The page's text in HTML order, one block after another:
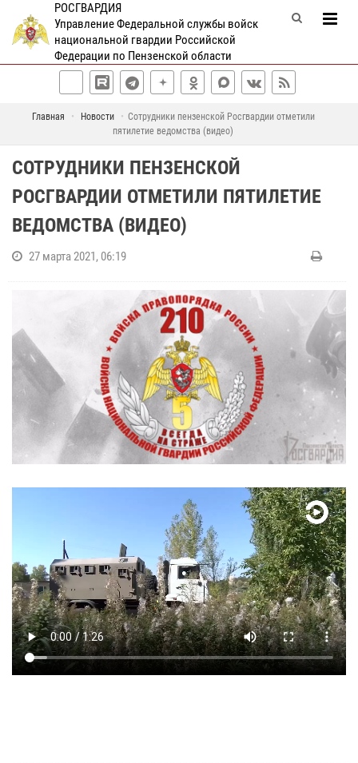
РОСГВАРДИЯ
Управление Федеральной службы войск
национальной гвардии Российской
Федерации по Пензенской области
Главная Новости
Сотрудники пензенской Росгвардии отметили
пятилетие ведомства (видео)
СОТРУДНИКИ ПЕНЗЕНСКОЙ
РОСГВАРДИИ ОТМЕТИЛИ ПЯТИЛЕТИЕ
ВЕДОМСТВА (ВИДЕО)
27 марта 2021, 06:19